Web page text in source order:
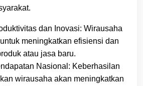
dan Inovasi: Wirausaha
meningkatkan efisiensi dan
atau jasa baru.
Nasional: Keberhasilan
wirausaha akan meningkatkan